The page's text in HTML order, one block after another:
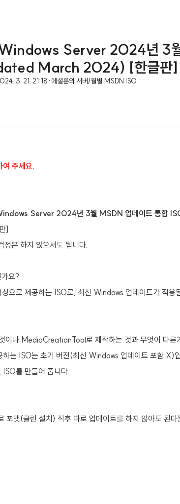
Server 2024년 3
March 2024) [한글판]
3. 21. 21:18 ·에셜룬의 서버/월별 MSDN ISO
주세요.
Server 2024년 3월 MSDN 업데이트 통합
]
은 하지 않으셔도 됩니다.
요?
으로 제공하는 ISO로, 최신 Windows 업데이트가 적용
이나 MediaCreationTool로 제작하는 것과 무엇이 다른
는 ISO는 초기 버전(최신 Windows 업데이트 포함 X)
를 만들어 줍니다.
포맷(클린 설치) 직후 따로 업데이트를 하지 않아도 된다